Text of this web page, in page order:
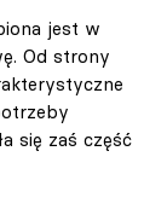
jest w
Od strony
się zaś część